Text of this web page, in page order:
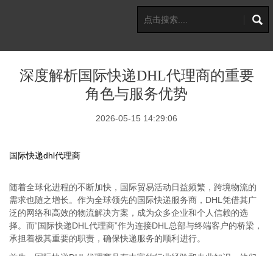
深度解析国际快递DHL代理商的重要
角色与服务优势
2026-05-15 14:29:06
国际快递dhl代理商
随着全球化进程的不断加快，国际贸易活动日益频繁，跨境物流的
需求也随之增长。作为全球领先的国际快递服务商，DHL凭借其广
泛的网络和高效的物流解决方案，成为众多企业和个人信赖的选
择。而“国际快递DHL代理商”作为连接DHL总部与终端客户的桥梁，
承担着极其重要的职责，确保快递服务的顺利进行。